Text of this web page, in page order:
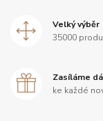
Velký výběr
35000
Zasíláme
ke každé